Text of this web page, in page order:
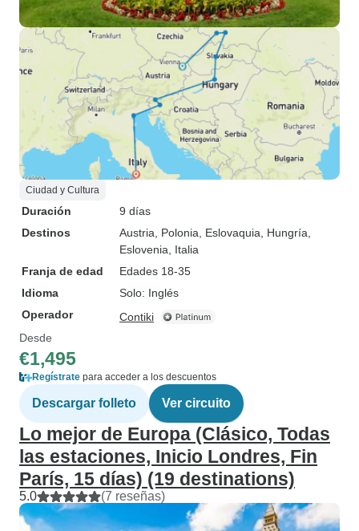
Ciudad y Cultura
Duración
9 días
Destinos
Austria , Polonia , Eslovaquia , Hungría
Eslovenia , Italia
Franja de edad
Edades 18-35
Idioma
Solo: Inglés
Operador
Contiki
Desde
€1,495
Regístrate para acceder a los descuentos
Descargar folleto Ver circuito
Lo mejor de Europa (Clásico, Todas
las estaciones, Inicio Londres, Fin
París, 15 días) (19 destinations)
5.0 (7 reseñas)